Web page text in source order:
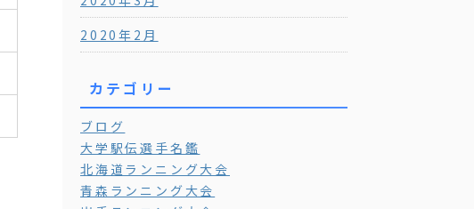
2020年2月
カテゴリー
ブログ
大学駅伝選手名鑑
北海道ランニング大会
青森ランニング大会